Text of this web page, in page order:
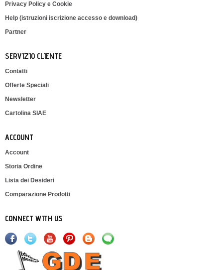
Privacy Policy e Cookie
Help (istruzioni iscrizione accesso e download)
Partner
SERVIZIO CLIENTE
Contatti
Offerte Speciali
Newsletter
Cartolina SIAE
ACCOUNT
Account
Storia Ordine
Lista dei Desideri
Comparazione Prodotti
CONNECT WITH US